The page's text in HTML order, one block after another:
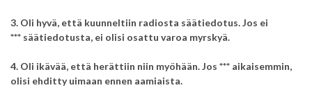
3. Oli hyvä, että kuunneltiin radiosta säätiedotus. Jos ei
*** säätiedotusta, ei olisi osattu varoa myrskyä.
4. Oli ikävää, että herättiin niin myöhään. Jos *** aikaisemmin,
olisi ehditty uimaan ennen aamiaista.